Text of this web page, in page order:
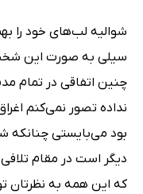
شوالیه لب‌های خود را
سیلی به صورت این
چنین اتفاقی در تمام
نداده تصور نمی‌کنم
بود می‌بایستی چنانکه
دیگر است در مقام
که این همه به نظرتان